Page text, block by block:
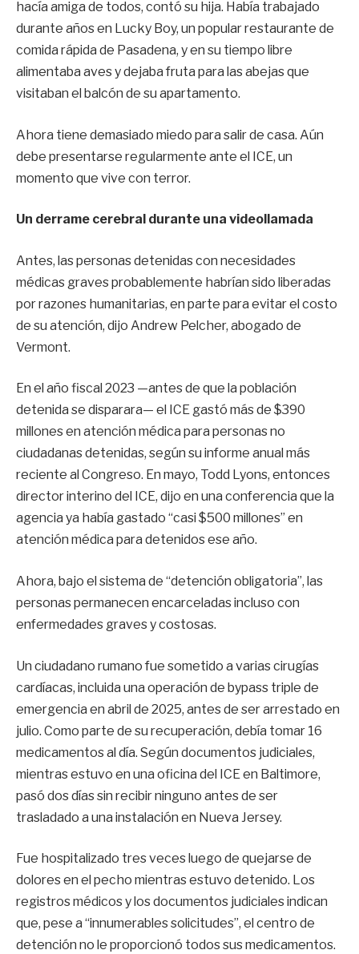
hacía amiga de todos, contó su hija. Había trabajado
durante años en Lucky Boy, un popular restaurante de
comida rápida de Pasadena, y en su tiempo libre
alimentaba aves y dejaba fruta para las abejas que
visitaban el balcón de su apartamento.
Ahora tiene demasiado miedo para salir de casa. Aún
debe presentarse regularmente ante el ICE, un
momento que vive con terror.
Un derrame cerebral durante una videollamada
Antes, las personas detenidas con necesidades
médicas graves probablemente habrían sido liberadas
por razones humanitarias, en parte para evitar el costo
de su atención, dijo Andrew Pelcher, abogado de
Vermont.
En el año fiscal 2023 —antes de que la población
detenida se disparara— el ICE gastó más de $390
millones en atención médica para personas no
ciudadanas detenidas, según su informe anual más
reciente al Congreso. En mayo, Todd Lyons, entonces
director interino del ICE, dijo en una conferencia que la
agencia ya había gastado “casi $500 millones” en
atención médica para detenidos ese año.
Ahora, bajo el sistema de “detención obligatoria”, las
personas permanecen encarceladas incluso con
enfermedades graves y costosas.
Un ciudadano rumano fue sometido a varias cirugías
cardíacas, incluida una operación de bypass triple de
emergencia en abril de 2025, antes de ser arrestado en
julio. Como parte de su recuperación, debía tomar 16
medicamentos al día. Según documentos judiciales,
mientras estuvo en una oficina del ICE en Baltimore,
pasó dos días sin recibir ninguno antes de ser
trasladado a una instalación en Nueva Jersey.
Fue hospitalizado tres veces luego de quejarse de
dolores en el pecho mientras estuvo detenido. Los
registros médicos y los documentos judiciales indican
que, pese a “innumerables solicitudes”, el centro de
detención no le proporcionó todos sus medicamentos.